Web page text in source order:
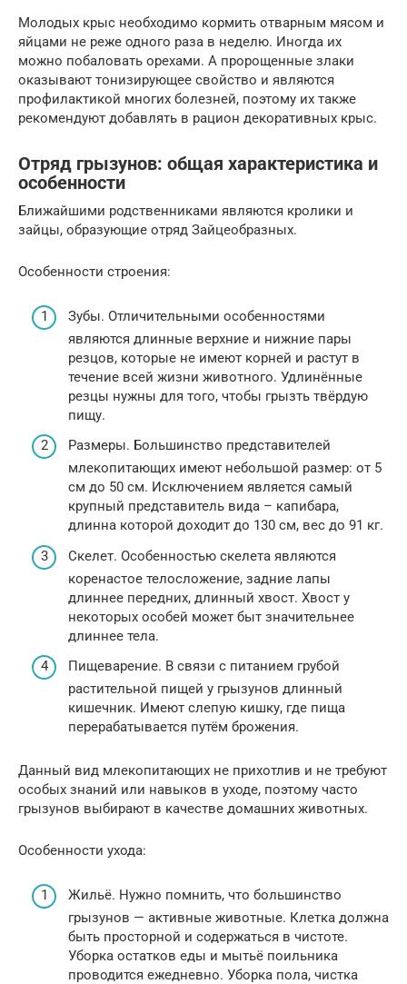
Молодых крыс необходимо кормить отварным мясом и
яйцами не реже одного раза в неделю. Иногда их
можно побаловать орехами. А пророщенные злаки
оказывают тонизирующее свойство и являются
профилактикой многих болезней, поэтому их также
рекомендуют добавлять в рацион декоративных крыс.
Отряд грызунов: общая характеристика и
особенности
Ближайшими родственниками являются кролики и
зайцы, образующие отряд Зайцеобразных.
Особенности строения:
Зубы. Отличительными особенностями
являются длинные верхние и нижние пары
резцов, которые не имеют корней и растут в
течение всей жизни животного. Удлинённые
резцы нужны для того, чтобы грызть твёрдую
пищу.
Размеры. Большинство представителей
млекопитающих имеют небольшой размер: от 5
см до 50 см. Исключением является самый
крупный представитель вида – капибара,
длинна которой доходит до 130 см, вес до 91 кг.
Скелет. Особенностью скелета являются
коренастое телосложение, задние лапы
длиннее передних, длинный хвост. Хвост у
некоторых особей может быт значительнее
длиннее тела.
Пищеварение. В связи с питанием грубой
растительной пищей у грызунов длинный
кишечник. Имеют слепую кишку, где пища
перерабатывается путём брожения.
Данный вид млекопитающих не прихотлив и не требуют
особых знаний или навыков в уходе, поэтому часто
грызунов выбирают в качестве домашних животных.
Особенности ухода:
Жильё. Нужно помнить, что большинство
грызунов — активные животные. Клетка должна
быть просторной и содержаться в чистоте.
Уборка остатков еды и мытьё поильника
проводится ежедневно. Уборка пола, чистка